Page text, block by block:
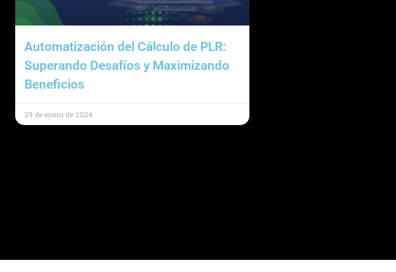
Automatización del Cálculo de PLR:
Superando Desafíos y Maximizando
Beneficios
29 de enero de 2024